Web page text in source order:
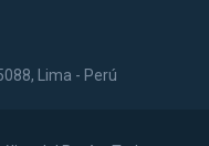
Lima - Perú